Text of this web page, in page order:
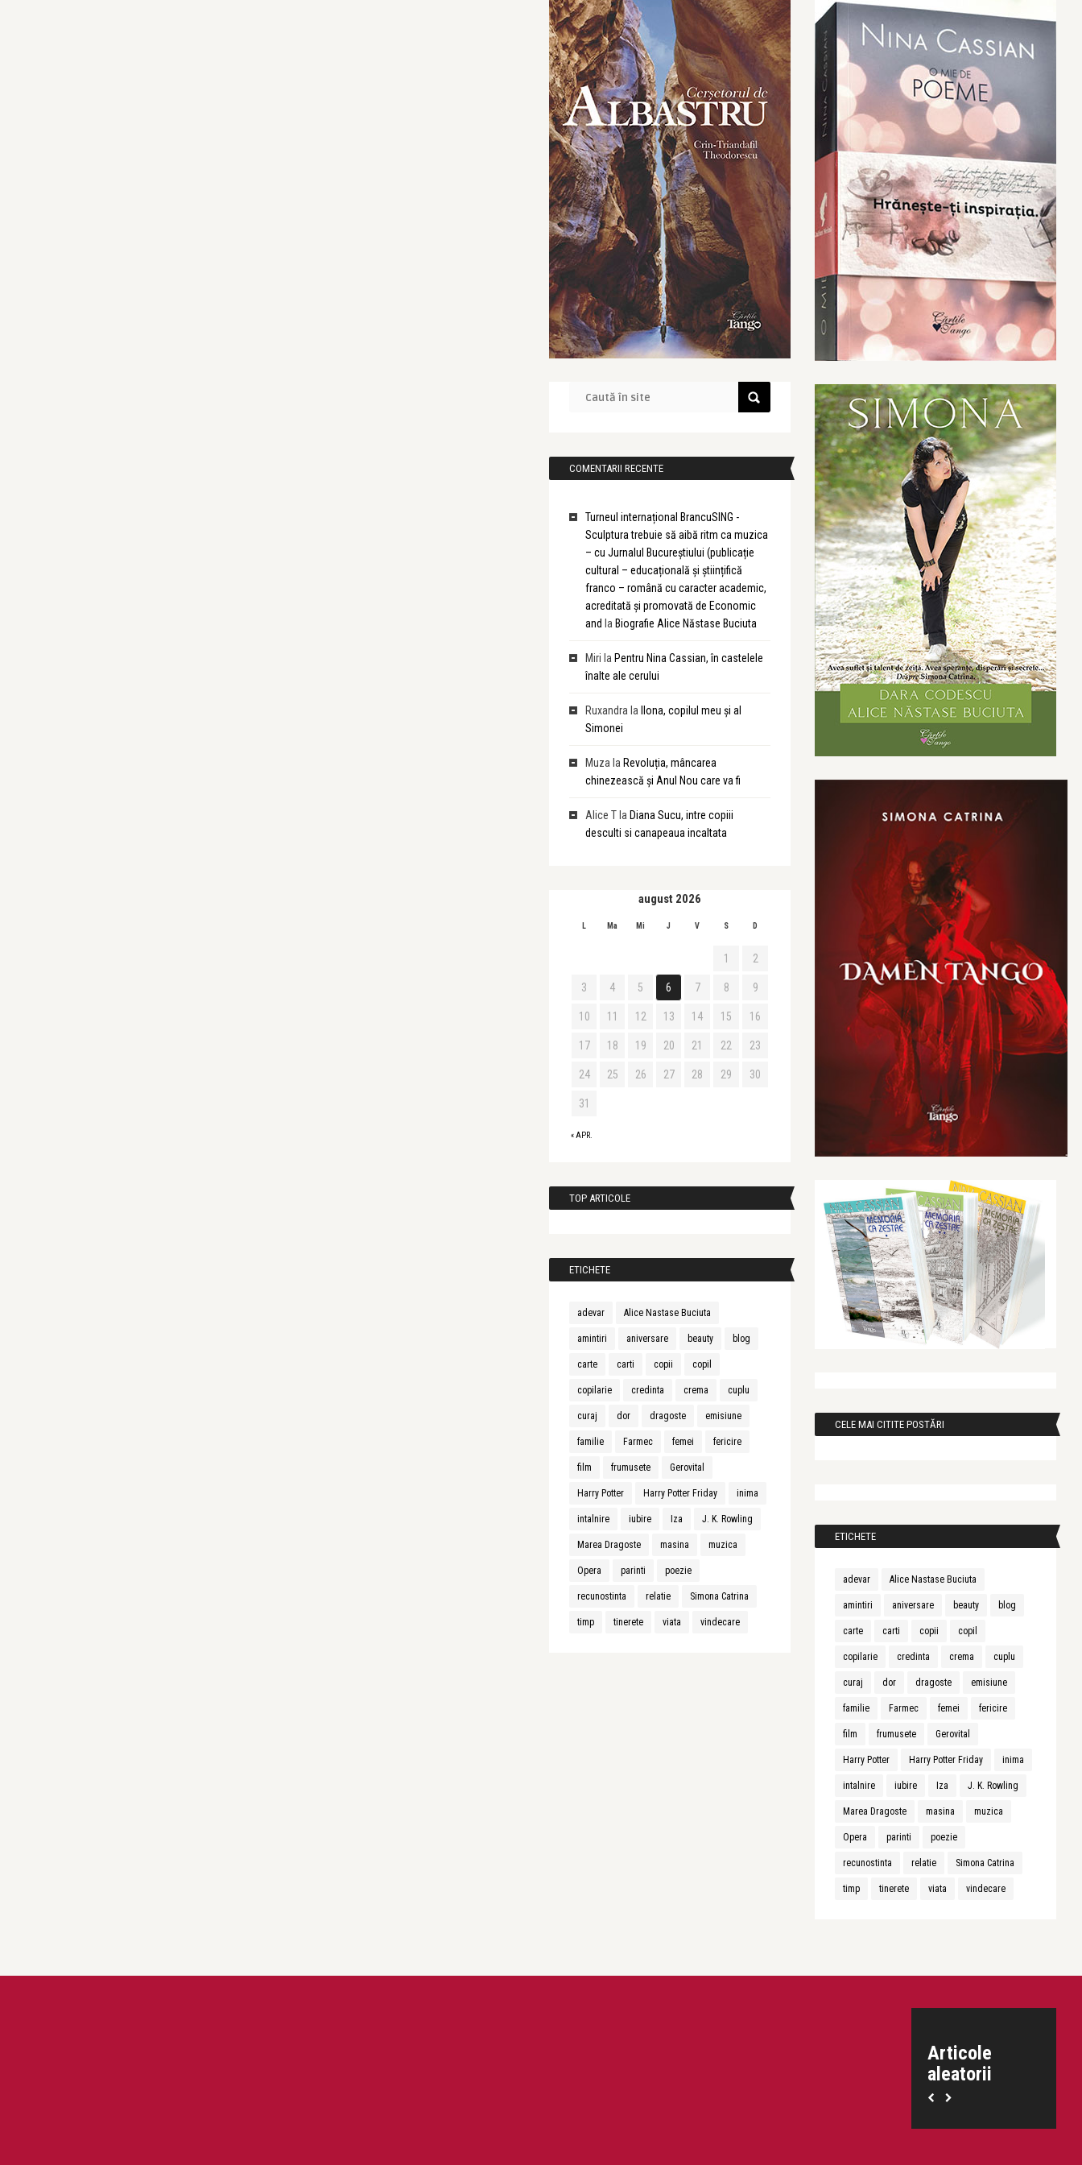
COMENTARII RECENTE
Turneul internațional BrancuSING -
Sculptura trebuie să aibă ritm ca muzica
– cu Jurnalul Bucureștiului (publicație
cultural – educațională și științifică
franco – română cu caracter academic,
acreditată și promovată de Economic
and la Biografie Alice Năstase Buciuta
Miri la Pentru Nina Cassian, în castelele
înalte ale cerului
Ruxandra la
Ilona, copilul meu și al
Simonei
Muza la Revoluția, mâncarea
chinezească și Anul Nou care va fi
Alice T la Diana Sucu, intre copiii
desculti si canapeaua incaltata
august 2026
L Ma Mi J V S D
« APR.
1 2
3 4 5 6 7 8 9
10 11 12 13 14 15 16
17 18 19 20 21 22 23
24 25 26 27 28 29 30
31
TOP ARTICOLE
ETICHETE
adevar Alice Nastase Buciuta
amintiri aniversare beauty blog
carte carti copii copil
copilarie credinta crema cuplu
curaj dor dragoste emisiune
familie Farmec femei fericire
film frumusete Gerovital
Harry Potter Harry Potter Friday inima
intalnire iubire Iza J. K. Rowling
Marea Dragoste masina muzica
Opera parinti poezie
recunostinta relatie Simona Catrina
timp tinerete viata vindecare
CELE MAI CITITE POSTĂRI
ETICHETE
adevar Alice Nastase Buciuta
amintiri aniversare beauty blog
carte carti copii copil
copilarie credinta crema cuplu
curaj dor dragoste emisiune
familie Farmec femei fericire
film frumusete Gerovital
Harry Potter Harry Potter Friday inima
intalnire iubire Iza J. K. Rowling
Marea Dragoste masina muzica
Opera parinti poezie
recunostinta relatie Simona Catrina
timp tinerete viata vindecare
Articole
aleatorii